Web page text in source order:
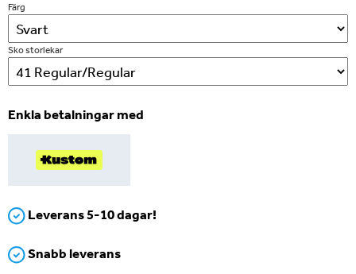
Färg
Sko storlekar
Enkla betalningar med
Leverans 5-10 dagar!
Snabb leverans